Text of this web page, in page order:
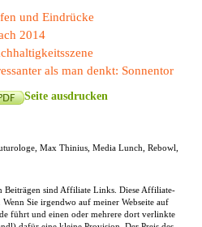
und Eindrücke
2014
als man denkt: Sonnentor
Seite ausdrucken
, Max Thinius, Media Lunch Rebowl
sind Affiliate Links. Diese Affiliate-
Sie irgendwo auf meiner Webseite auf
führt und einen oder mehrere dort verlinkte